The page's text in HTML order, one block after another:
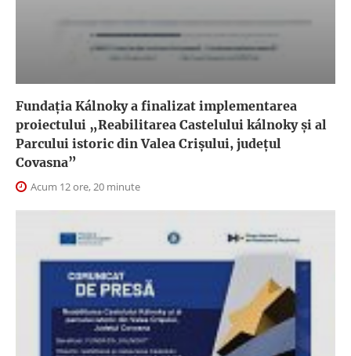
Fundația Kálnoky a finalizat implementarea
proiectului „Reabilitarea Castelului kálnoky și al
Parcului istoric din Valea Crișului, județul
Covasna”
Acum 12 ore, 20 minute